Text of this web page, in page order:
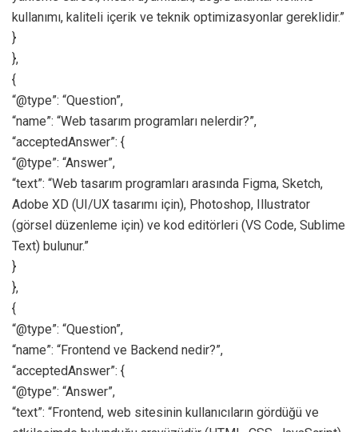
kullanımı, kaliteli içerik ve teknik optimizasyonlar gereklidir.”
}
},
{
“@type”: “Question”,
“name”: “Web tasarım programları nelerdir?”,
“acceptedAnswer”: {
“@type”: “Answer”,
“text”: “Web tasarım programları arasında Figma, Sketch,
Adobe XD (UI/UX tasarımı için), Photoshop, Illustrator
(görsel düzenleme için) ve kod editörleri (VS Code, Sublime
Text) bulunur.”
}
},
{
“@type”: “Question”,
“name”: “Frontend ve Backend nedir?”,
“acceptedAnswer”: {
“@type”: “Answer”,
“text”: “Frontend, web sitesinin kullanıcıların gördüğü ve